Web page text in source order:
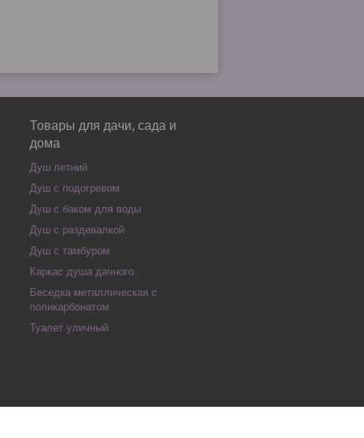
Товары для дачи, сада и
дома
Душ летний
Душ с подогревом
Душ с баком для воды
Душ с раздевалкой
Душ с тамбуром
Каркас душа дачного
Беседка металлическая с
поликарбонатом
Туалет уличный